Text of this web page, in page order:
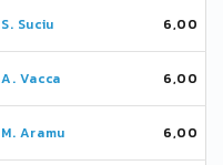
S. Suciu 6,00
A. Vacca 6,00
M. Aramu 6,00